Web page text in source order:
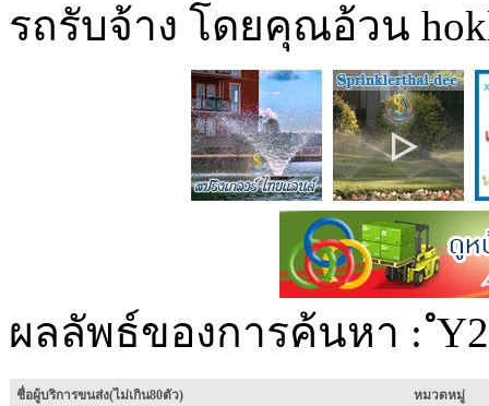
รถรับจ้าง โดยคุณอ้วน
ผลลัพธ์ของการค้นหา :
ชื่อผู้บริการขนส่ง(ไม่เกิน80ตัว) หมวดหมู่